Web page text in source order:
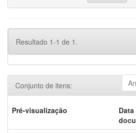
Resultado 1-1 de 1.
Conjunto de itens:
Pré-visualização